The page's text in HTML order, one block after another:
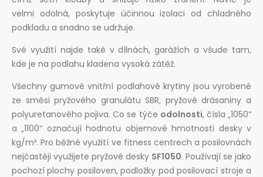
velmi odolná, poskytuje účinnou izolaci od chladného
podkladu a snadno se udržuje.
Své využití najde také v dílnách, garážích a všude tam,
kde je na podlahu kladena vysoká zátěž.
Všechny gumové vnitřní podlahové krytiny jsou vyrobené
ze směsi pryžového granulátu SBR, pryžové drásaniny a
polyuretanového pojiva. Co se týče odolnosti, čísla „1050“
a „1100“ označují hodnotu objemové hmotnosti desky v
kg/m³. Pro běžné využití ve fitness centrech a posilovnách
nejčastěji využijete pryžové desky SF1050. Používají se jako
pochozí plochy posiloven, podložky pod posilovací stroje a